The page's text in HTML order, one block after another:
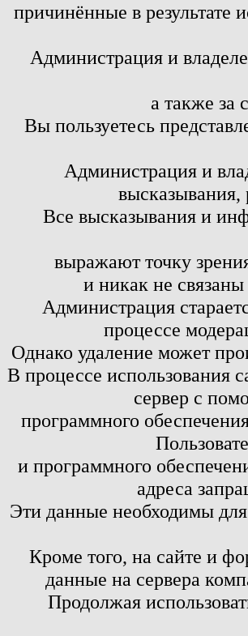
причинённые в результате
Администрация и
а также за
Вы пользуетесь
Администрация и
Все высказывания и
выражают точку
и никак не
Администрация
процессе
Однако удаление может
В процессе использования
сервер с
программного
и программного
адреса
Эти данные необходимы
Кроме того, на сайте и
данные на сервера
Продолжая